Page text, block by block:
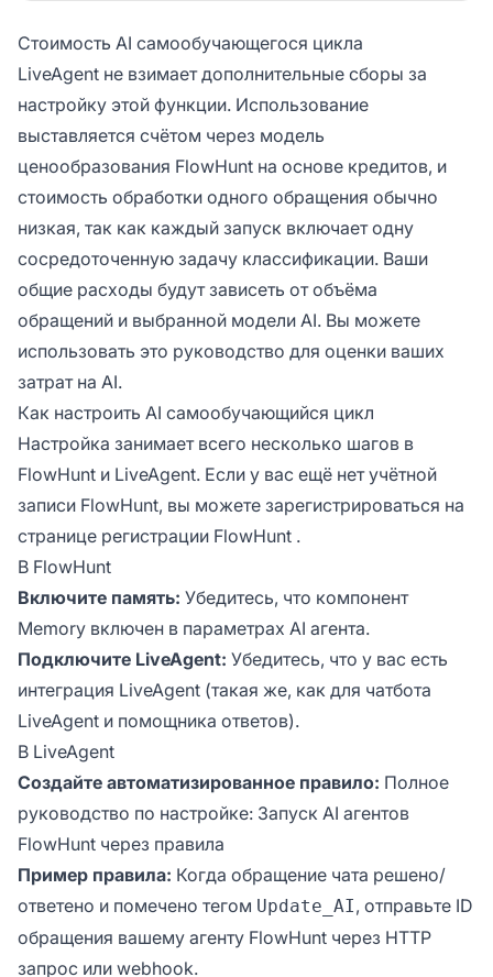
Стоимость AI самообучающегося цикла
LiveAgent не взимает дополнительные сборы за
настройку этой функции. Использование
выставляется счётом через модель
ценообразования FlowHunt на основе кредитов, и
стоимость обработки одного обращения обычно
низкая, так как каждый запуск включает одну
сосредоточенную задачу классификации. Ваши
общие расходы будут зависеть от объёма
обращений и выбранной модели AI. Вы можете
использовать это руководство для оценки ваших
затрат на AI.
Как настроить AI самообучающийся цикл
Настройка занимает всего несколько шагов в
FlowHunt и LiveAgent. Если у вас ещё нет учётной
записи FlowHunt, вы можете зарегистрироваться на
странице регистрации FlowHunt .
В FlowHunt
Включите память: Убедитесь, что компонент
Memory включен в параметрах AI агента.
Подключите LiveAgent: Убедитесь, что у вас есть
интеграция LiveAgent (такая же, как для чатбота
LiveAgent и помощника ответов).
В LiveAgent
Создайте автоматизированное правило: Полное
руководство по настройке: Запуск AI агентов
FlowHunt через правила
Пример правила: Когда обращение чата решено/
ответено и помечено тегом Update_AI, отправьте ID
обращения вашему агенту FlowHunt через HTTP
запрос или webhook.